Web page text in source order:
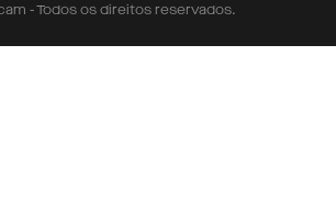
- Todos os direitos reservados.